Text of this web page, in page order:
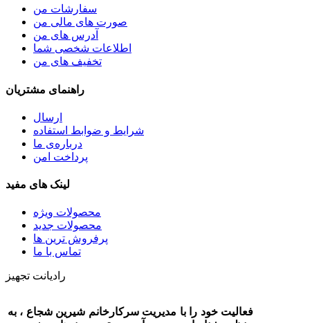
سفارشات من
صورت های مالی من
آدرس های من
اطلاعات شخصی شما
تخفیف های من
راهنمای مشتریان
ارسال
شرایط و ضوابط استفاده
درباره‌ی ما
پرداخت امن
لینک های مفید
محصولات ویژه
محصولات جدید
پرفروش ترین‌ ها
تماس با ما
رادیانت تجهیز
فعالیت خود را با مدیریت سرکارخانم شیرین شجاع ، به